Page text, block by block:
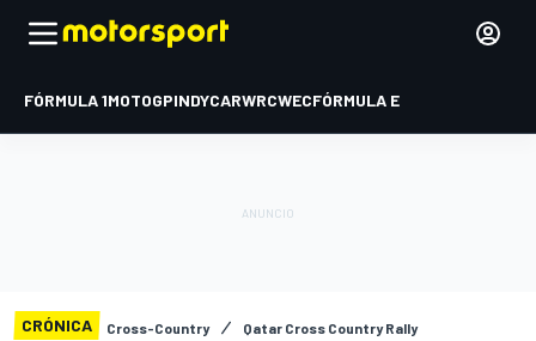
FÓRMULA 1MOTOGPINDYCARWRCWECFÓRMULA E
CRÓNICA Cross-Country Qatar Cross Country Rally